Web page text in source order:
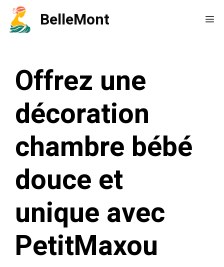
Aller
BelleMont
Offrez une
décoration
chambre bébé
douce et
unique avec
PetitMaxou